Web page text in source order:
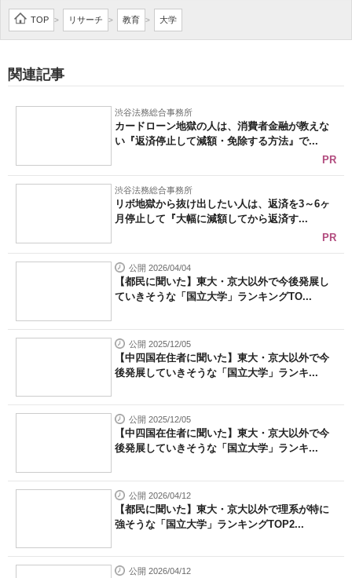
電子設計の基本と応用
エネルギーの専門メディア
建設×テクノロジーの最前線
ちょっと気になるネットの話題
TOP > リサーチ > 教育 > 大学
関連記事
渋谷法務総合事務所
カードローン地獄の人は、消費者金融が教えな
い『返済停止して減額・免除する方法』で...
PR
渋谷法務総合事務所
リボ地獄から抜け出したい人は、返済を3～6ヶ
月停止して『大幅に減額してから返済す...
PR
公開 2026/04/04
【都民に聞いた】東大・京大以外で今後発展し
ていきそうな「国立大学」ランキングTO...
公開 2025/12/05
【中四国在住者に聞いた】東大・京大以外で今
後発展していきそうな「国立大学」ランキ...
公開 2025/12/05
【中四国在住者に聞いた】東大・京大以外で今
後発展していきそうな「国立大学」ランキ...
公開 2026/04/12
【都民に聞いた】東大・京大以外で理系が特に
強そうな「国立大学」ランキングTOP2...
公開 2026/04/12